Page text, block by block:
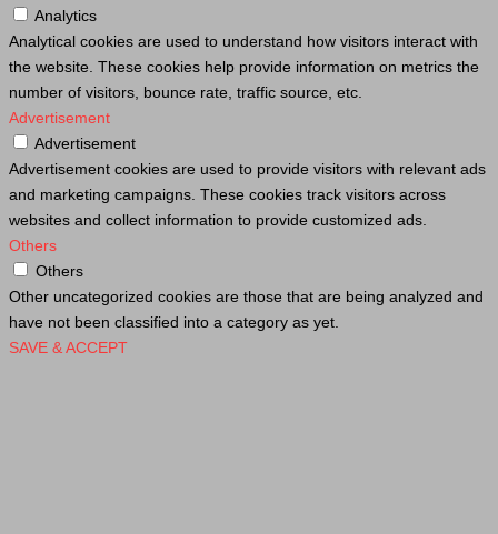
Analytics
Analytical cookies are used to understand how visitors interact with
the website. These cookies help provide information on metrics the
number of visitors, bounce rate, traffic source, etc.
Advertisement
Advertisement
Advertisement cookies are used to provide visitors with relevant ads
and marketing campaigns. These cookies track visitors across
websites and collect information to provide customized ads.
Others
Others
Other uncategorized cookies are those that are being analyzed and
have not been classified into a category as yet.
SAVE & ACCEPT